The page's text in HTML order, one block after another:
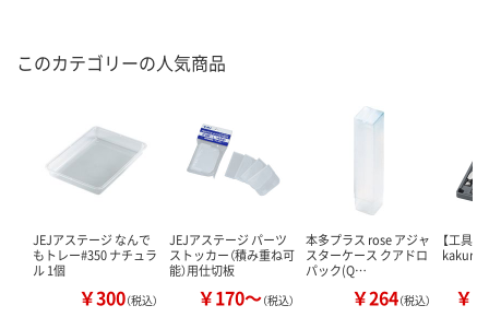
このカテゴリーの人気商品
JEJアステージ なんで
もトレー#350 ナチュラ
ル 1個
￥300（税込）
JEJアステージ パーツ
ストッカー（積み重ね可
能）用仕切板
￥170～（税込）
本多プラス rose アジャ
スターケース クアドロ
パック(Q…
￥264（税込）
【工具
kakuri
￥